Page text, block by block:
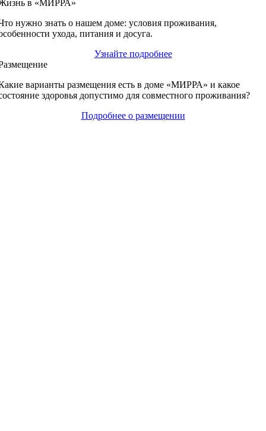
в «МИРРА»
нужно знать о нашем доме: условия проживания,
ухода, питания и досуга.
Узнайте подробнее
варианты размещения есть в доме «МИРРА» и какое
здоровья допустимо для совместного проживания?
Подробнее о размещении